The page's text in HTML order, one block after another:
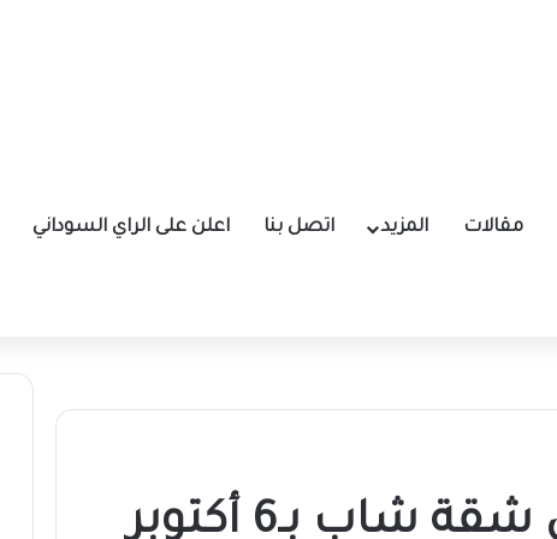
مقالات المزيد اتصل بنا اعلن على الراي السوداني
3 لصوص يقتحمون شقة شاب بـ6 أكتوبر